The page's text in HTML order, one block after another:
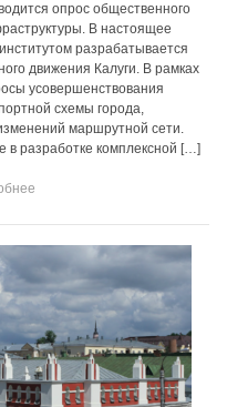
опрос общественного
В настоящее
разрабатывается
движения Калуги. В рамках
усовершенствования
схемы города,
маршрутной сети.
в разработке комплексной […]